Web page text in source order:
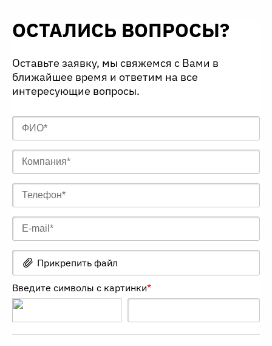
ОСТАЛИСЬ ВОПРОСЫ?
Оставьте заявку, мы свяжемся с Вами в
ближайшее время и ответим на все
интересующие вопросы.
Прикрепить файл
Введите символы с картинки*